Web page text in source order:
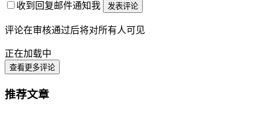
收到回复邮件通知我
发表评论
评论在审核通过后将对所有人可见
正在加载中
查看更多评论
推荐文章